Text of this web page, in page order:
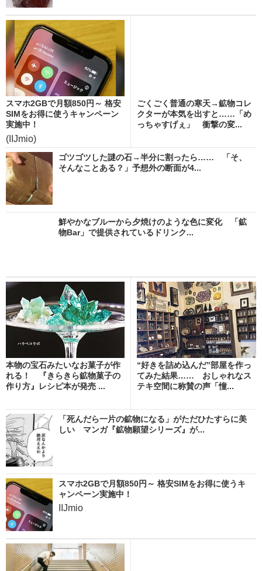
スマホ2GBで月額850円～ 格安
SIMをお得に使うキャンペーン
実施中！
(IIJmio)
ごくごく普通の寒天→鉱物コレ
クターが本気を出すと……「め
っちゃすげぇ」 衝撃の変...
ゴツゴツした謎の石→半分に割ったら…… 「そ、
そんなことある？」予想外の断面が4...
鮮やかなブルーから夕焼けのような色に変化 「鉱
物Bar」で提供されているドリンク...
本物の宝石みたいなお菓子が作
れる！ 『きらきら鉱物菓子の
作り方』レシピ本が発売 ...
“好きを詰め込んだ”部屋を作っ
てみた結果…… おしゃれなス
テキ空間に称賛の声「憧...
「死んだら一片の鉱物になる」がただひたすらに美
しい マンガ『鉱物願望シリーズ』が...
スマホ2GBで月額850円～ 格安SIMをお得に使うキ
ャンペーン実施中！
IIJmio